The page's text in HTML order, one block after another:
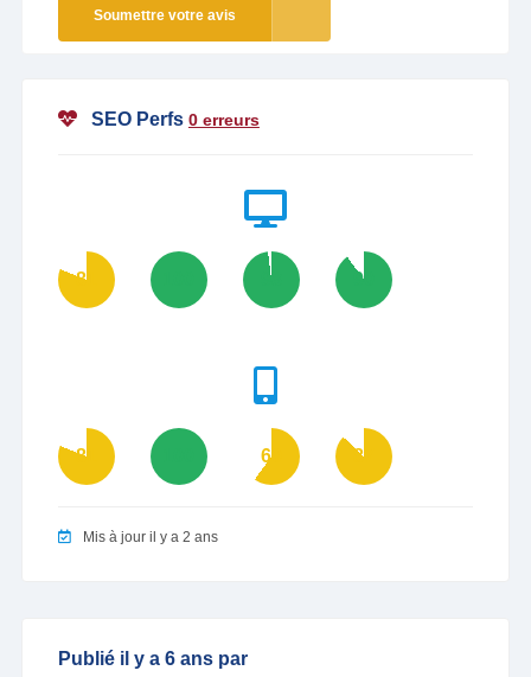
Soumettre votre avis
SEO Perfs 0 erreurs
81 98 90
81 60 87
Mis à jour il y a 2 ans
Publié il y a 6 ans par